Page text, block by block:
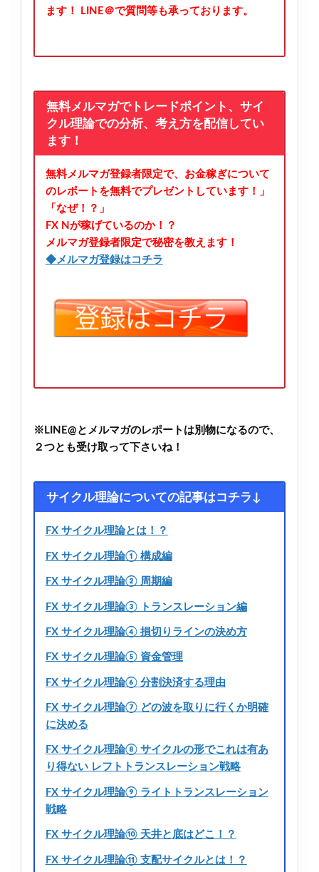
ます！
LINE＠で質問等も承っております。
無料メルマガでトレードポイント、サイ
クル理論での分析、考え方を配信してい
ます！
無料メルマガ登録者限定で、お金稼ぎについて
のレポートを無料でプレゼントしています！」
「なぜ！？」
FX Nが稼げているのか！？
メルマガ登録者限定で秘密を教えます！
◆メルマガ登録はコチラ
※LINE@とメルマガのレポートは別物になるので、
２つとも受け取って下さいね！
サイクル理論についての記事はコチラ↓
FX サイクル理論とは！？
FX サイクル理論① 構成編
FX サイクル理論② 周期編
FX サイクル理論③ トランスレーション編
FX サイクル理論④ 損切りラインの決め方
FX サイクル理論⑤ 資金管理
FX サイクル理論⑥ 分割決済する理由
FX サイクル理論⑦ どの波を取りに行くか明確
に決める
FX サイクル理論⑧ サイクルの形でこれは有あ
り得ない レフトトランスレーション戦略
FX サイクル理論⑨ ライトトランスレーション
戦略
FX サイクル理論⑩ 天井と底はどこ！？
FX サイクル理論⑪ 支配サイクルとは！？